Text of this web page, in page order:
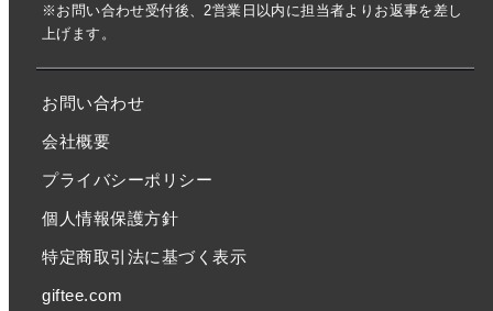
※お問い合わせ受付後、2営業日以内に担当者よりお返事を差し
上げます。
お問い合わせ
会社概要
プライバシーポリシー
個人情報保護方針
特定商取引法に基づく表示
giftee.com